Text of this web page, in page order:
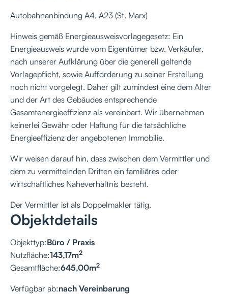
Autobahnanbindung A4, A23 (St. Marx)
Hinweis gemäß Energieausweisvorlagegesetz: Ein
Energieausweis wurde vom Eigentümer bzw. Verkäufer,
nach unserer Aufklärung über die generell geltende
Vorlagepflicht, sowie Aufforderung zu seiner Erstellung
noch nicht vorgelegt. Daher gilt zumindest eine dem Alter
und der Art des Gebäudes entsprechende
Gesamtenergieeffizienz als vereinbart. Wir übernehmen
keinerlei Gewähr oder Haftung für die tatsächliche
Energieeffizienz der angebotenen Immobilie.
Wir weisen darauf hin, dass zwischen dem Vermittler und
dem zu vermittelnden Dritten ein familiäres oder
wirtschaftliches Naheverhältnis besteht.
Der Vermittler ist als Doppelmakler tätig.
Objektdetails
Objekttyp:Büro / Praxis
Nutzfläche:143,17m2
Gesamtfläche:645,00m2
Verfügbar ab:nach Vereinbarung